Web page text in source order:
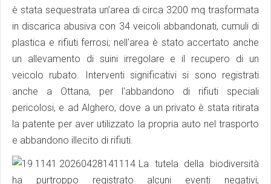
è stata sequestrata un’area di circa 3200 mq trasformata
in discarica abusiva con 34 veicoli abbandonati, cumuli di
plastica e rifiuti ferrosi; nell'area è stato accertato anche
un allevamento di suini irregolare e il recupero di un
veicolo rubato. Interventi significativi si sono registrati
anche a Ottana, per l'abbandono di rifiuti speciali
pericolosi, e ad Alghero, dove a un privato è stata ritirata
la patente per aver utilizzato la propria auto nel trasporto
e abbandono illecito di rifiuti.
La tutela della biodiversità
ha purtroppo registrato alcuni eventi negativi,